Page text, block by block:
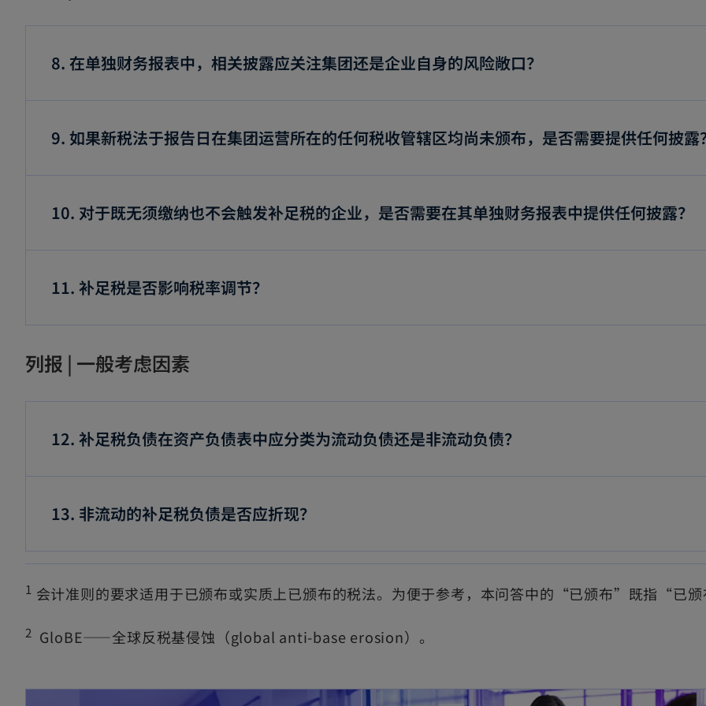
8. 在单独财务报表中，相关披露应关注集团还是企业自身的风险敞口？
9. 如果新税法于报告日在集团运营所在的任何税收管辖区均尚未颁布，是否需要提供任何披露
10. 对于既无须缴纳也不会触发补足税的企业，是否需要在其单独财务报表中提供任何披露？
11. 补足税是否影响税率调节？
列报 | 一般考虑因素
12. 补足税负债在资产负债表中应分类为流动负债还是非流动负债？
13. 非流动的补足税负债是否应折现？
1 会计准则的要求适用于已颁布或实质上已颁布的税法。为便于参考，本问答中的“已颁布”既指“
2 GloBE——全球反税基侵蚀（global anti-base erosion）。
opens in a new tab opens in a new tab